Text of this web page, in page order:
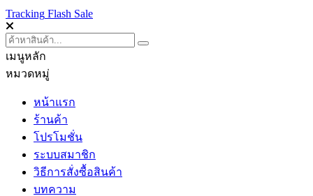
Tracking Flash Sale
เมนูหลัก
หมวดหมู่
หน้าแรก
ร้านค้า
โปรโมชั่น
ระบบสมาชิก
วิธีการสั่งซื้อสินค้า
บทความ